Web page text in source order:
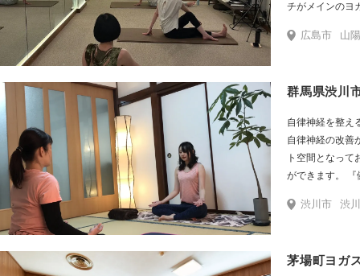
チがメインのヨ
☆」という思い
広島市 山
群馬県渋川
自律神経を整え
自律神経の改善
ト空間となって
ができます。
の乱れを改善し
タマイズされた
渋川市 渋川
茅場町ヨガ